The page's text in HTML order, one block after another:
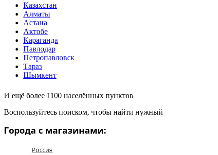
Казахстан
Алматы
Астана
Актобе
Караганда
Павлодар
Петропавловск
Тараз
Шымкент
И ещё более 1100 населённых пунктов
Воспользуйтесь поиском, чтобы найти нужный
Города с магазинами:
Россия